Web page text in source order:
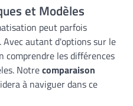
et Modèles
peut parfois
Avec autant d'options sur le
comprendre les différences
Notrecomparaison
à naviguer dans ce